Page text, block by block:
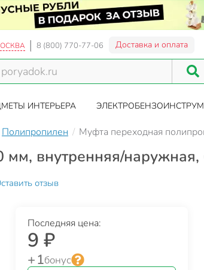
8 (800) 770-77-06 Доставка и оплата
ИНТЕРЬЕРА
Полипропилен Муфта переходная
внутренняя/наружная,
отзыв
Последняя цена:
9 ₽
+ 1бонус